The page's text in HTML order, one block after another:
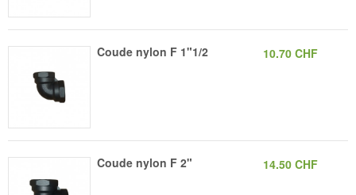
Coude nylon F 1"1/2 10.70 CHF
Coude nylon F 2" 14.50 CHF